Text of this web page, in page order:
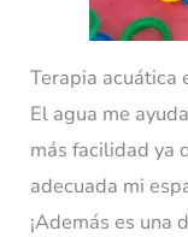
Terapia acuática
El agua me
más facilidad ya
adecuada mi
¡Además es una